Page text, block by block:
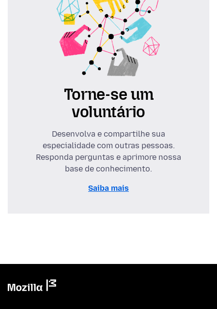
Torne-se um
voluntário
Desenvolva e compartilhe sua
especialidade com outras pessoas.
Responda perguntas e aprimore nossa
base de conhecimento.
Saiba mais